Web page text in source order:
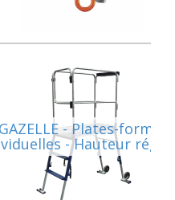
GAZELLE - Plates-formes
- Hauteur